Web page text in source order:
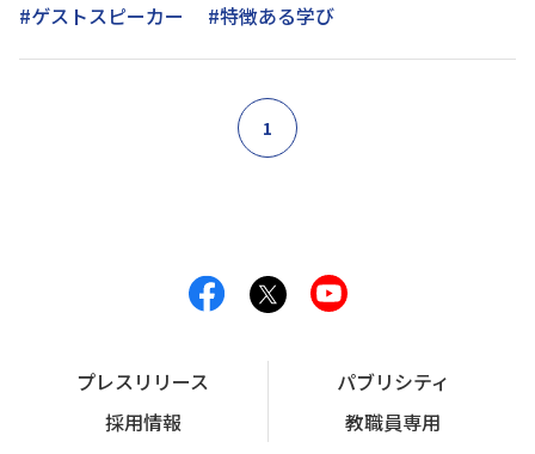
#ゲストスピーカー
#特徴ある学び
1
プレスリリース
パブリシティ
採用情報
教職員専用